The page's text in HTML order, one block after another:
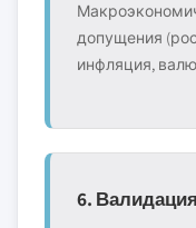
допущения
инфляция,
6.